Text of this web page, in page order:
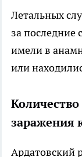
Летальных
за последние
имели в
или
заражения
Ардатовский